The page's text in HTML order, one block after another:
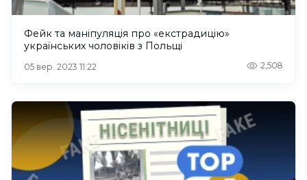
Фейк та маніпуляція про «екстрадицію»
українських чоловіків з Польщі
05 вер. 2023 11:22 2,508